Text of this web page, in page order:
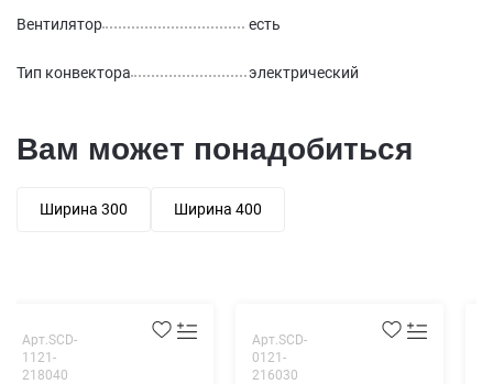
Вентилятор есть
Тип конвектора электрический
Вам может понадобиться
Ширина 300 Ширина 400
Арт.SCD-
1121-
218040
Арт.SCD-
0121-
216030